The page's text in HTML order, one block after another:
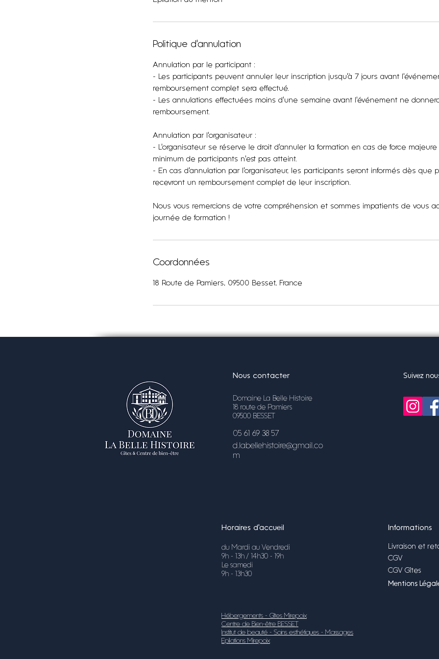
Politique d'annulation
Annulation par le participant :
- Les participants peuvent annuler leur inscription jusqu'à 7 jours avant
remboursement complet sera effectué.
- Les annulations effectuées moins d'une semaine avant l'événement ne
remboursement.
Annulation par l'organisateur :
- L'organisateur se réserve le droit d'annuler la formation en cas de force
minimum de participants n'est pas atteint.
- En cas d'annulation par l'organisateur, les participants seront informés dès que
recevront un remboursement complet de leur inscription.
Nous vous remercions de votre compréhension et sommes impatients de vous
journée de formation !
Coordonnées
18 Route de Pamiers, 09500 Besset, France
Nous contacter
Domaine La Belle Histoire
18 route de Pamiers
09500 BESSET
05 61 69 38 57
d.labellehistoire@gmail.co
m
Suivez
Horaires d'accueil
du Mardi au Vendredi
9h - 13h / 14h30 - 19h
Le samedi
9h - 13h30
Informations
Livraison et
CGV
CGV Gîtes
Mentions
Hébergements - Gîtes Mirepoix
Centre de Bien-être BESSET
Institut de beauté - Soins esthétiques - Massages
Epilations Mirepoix